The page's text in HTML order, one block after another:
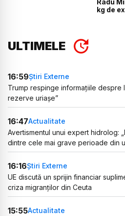
Radu
kg de
ULTIMELE
16:59Știri Externe
Trump respinge informațiile despre
rezerve uriașe”
16:47Actualitate
Avertismentul unui expert hidrolog:
dintre cele mai grave perioade din
16:16Știri Externe
UE discută un sprijin financiar
criza migranților din Ceuta
15:55Actualitate